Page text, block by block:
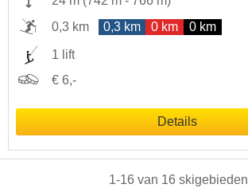
0,3 km
0,3 km 0 km 0 km
1 lift
€ 6,-
Details
1-16 van 16 skigebieden